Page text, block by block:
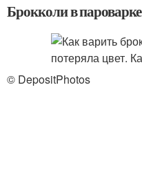
Брокколи в пароварке
© DepositPhotos